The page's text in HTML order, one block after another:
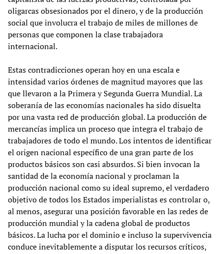
oligarcas obsesionados por el dinero, y de la producción
social que involucra el trabajo de miles de millones de
personas que componen la clase trabajadora
internacional.
Estas contradicciones operan hoy en una escala e
intensidad varios órdenes de magnitud mayores que las
que llevaron a la Primera y Segunda Guerra Mundial. La
soberanía de las economías nacionales ha sido disuelta
por una vasta red de producción global. La producción de
mercancías implica un proceso que integra el trabajo de
trabajadores de todo el mundo. Los intentos de identificar
el origen nacional específico de una gran parte de los
productos básicos son casi absurdos. Si bien invocan la
santidad de la economía nacional y proclaman la
producción nacional como su ideal supremo, el verdadero
objetivo de todos los Estados imperialistas es controlar o,
al menos, asegurar una posición favorable en las redes de
producción mundial y la cadena global de productos
básicos. La lucha por el dominio e incluso la supervivencia
conduce inevitablemente a disputar los recursos críticos,